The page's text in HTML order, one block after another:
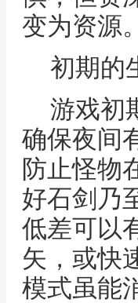
变为资源。
初期的
游戏初
确保夜间
防止怪物
好石剑乃
低差可以
矢，或快
模式虽能